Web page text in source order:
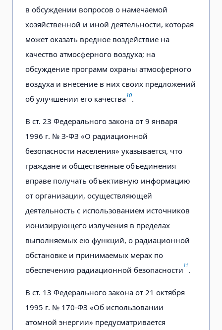
в обсуждении вопросов о намечаемой
хозяйственной и иной деятельности, которая
может оказать вредное воздействие на
качество атмосферного воздуха; на
обсуждение программ охраны атмосферного
воздуха и внесение в них своих предложений
об улучшении его качества10.
В ст. 23 Федерального закона от 9 января
1996 г. № З-ФЗ «О радиационной
безопасности населения» указывается, что
граждане и общественные объединения
вправе получать объективную информацию
от организации, осуществляющей
деятельность с использованием источников
ионизирующего излучения в пределах
выполняемых ею функций, о радиационной
обстановке и принимаемых мерах по
обеспечению радиационной безопасности11.
В ст. 13 Федерального закона от 21 октября
1995 г. № 170-ФЗ «Об использовании
атомной энергии» предусматривается